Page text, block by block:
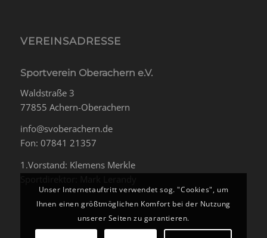
VEREINSADRESSE
Sportverein Oberachern e.V.
Waldstraße 3
77855 Achern-Oberachern
info@svoberachern.de
Fon: 07841 21357
1.Vorstand: Klemens Merkle
Unser Internetauftritt verwendet sog. "Cookies", um
Ihnen einen größtmöglichen Komfort bei der Nutzung
unserer Seiten zu garantieren.